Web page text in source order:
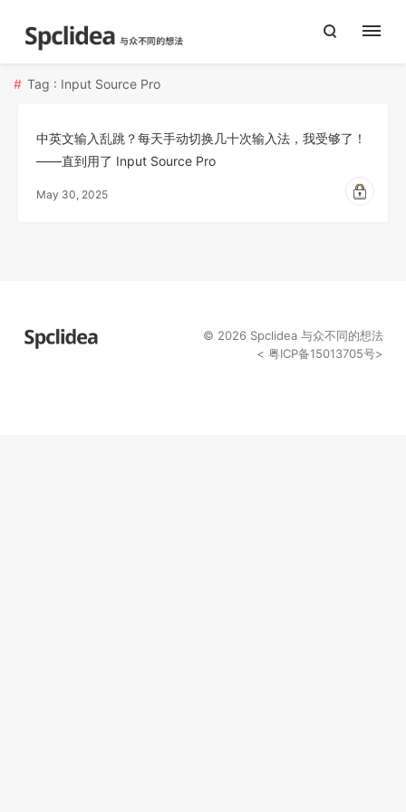
Tag : Input Source Pro
中英文输入乱跳？每天手动切换几十次输入法，我受够了！
——直到用了 Input Source Pro
May 30, 2025
© 2026 Spclidea 与众不同的想法
< 粤ICP备15013705号>